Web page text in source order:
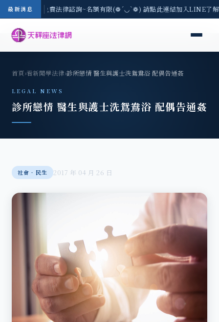
最新消息
3(一) 現場免費法律諮詢~名額有限(❁´◡`❁) 請點此連結加入LINE了
首頁›看新聞學法律›診所戀情 醫生與護士洗鴛鴦浴 配偶告通姦
LEGAL NEWS
診所戀情 醫生與護士洗鴛鴦浴 配偶告通姦
社會‧民生 2017 年 04 月 26 日